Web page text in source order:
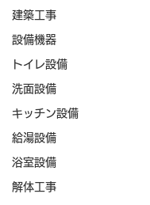
建築工事
設備機器
トイレ設備
洗面設備
キッチン設備
給湯設備
浴室設備
解体工事